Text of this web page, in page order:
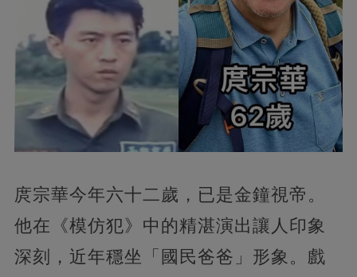
庹宗華今年六十二歲，已是金鐘視帝。
他在《模仿犯》中的精湛演出讓人印象
深刻，近年穩坐「國民爸爸」形象。戲